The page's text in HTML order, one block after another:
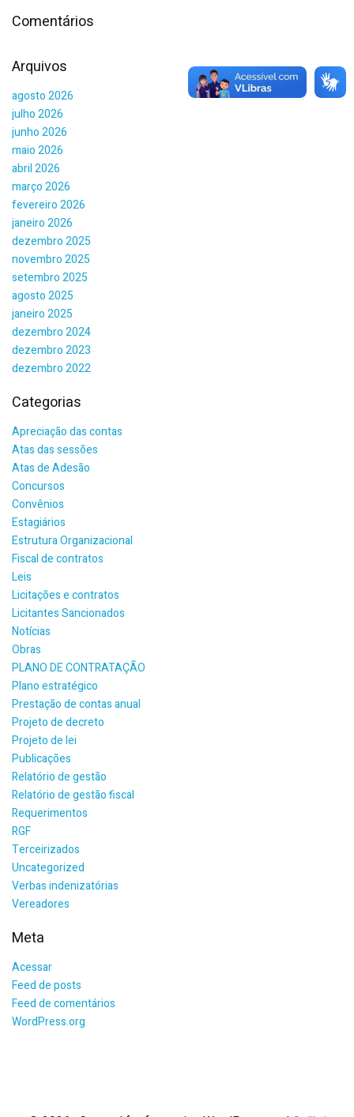
Comentários
Arquivos
agosto 2026
julho 2026
junho 2026
maio 2026
abril 2026
março 2026
fevereiro 2026
janeiro 2026
dezembro 2025
novembro 2025
setembro 2025
agosto 2025
janeiro 2025
dezembro 2024
dezembro 2023
dezembro 2022
Categorias
Apreciação das contas
Atas das sessões
Atas de Adesão
Concursos
Convênios
Estagiários
Estrutura Organizacional
Fiscal de contratos
Leis
Licitações e contratos
Licitantes Sancionados
Notícias
Obras
PLANO DE CONTRATAÇÃO
Plano estratégico
Prestação de contas anual
Projeto de decreto
Projeto de lei
Publicações
Relatório de gestão
Relatório de gestão fiscal
Requerimentos
RGF
Terceirizados
Uncategorized
Verbas indenizatórias
Vereadores
Meta
Acessar
Feed de posts
Feed de comentários
WordPress.org